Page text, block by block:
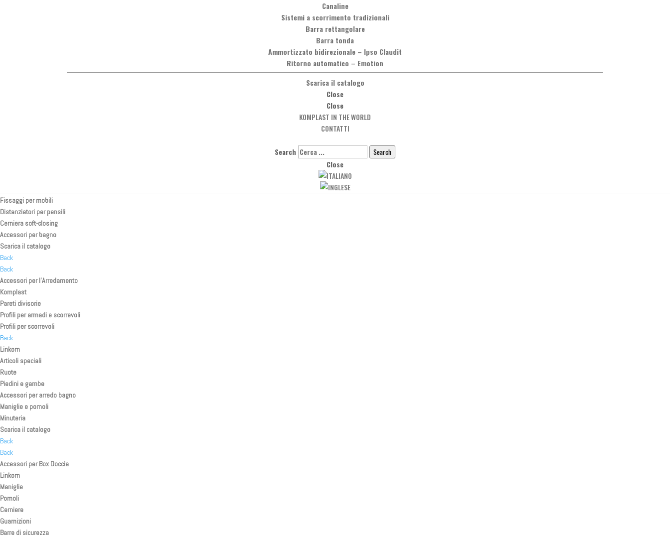
Canaline
Sistemi a scorrimento tradizionali
Barra rettangolare
Barra tonda
Ammortizzato bidirezionale – Ipso Claudit
Ritorno automatico – Emotion
Scarica il catalogo
Close
Close
KOMPLAST IN THE WORLD
CONTATTI
Search Search
Close
Fissaggi per mobili
Distanziatori per pensili
Cerniera soft-closing
Accessori per bagno
Scarica il catalogo
Back
Back
Accessori per l’Arredamento
Komplast
Pareti divisorie
Profili per armadi e scorrevoli
Profili per scorrevoli
Back
Linkom
Articoli speciali
Ruote
Piedini e gambe
Accessori per arredo bagno
Maniglie e pomoli
Minuteria
Scarica il catalogo
Back
Back
Accessori per Box Doccia
Linkom
Maniglie
Pomoli
Cerniere
Guarnizioni
Barre di sicurezza